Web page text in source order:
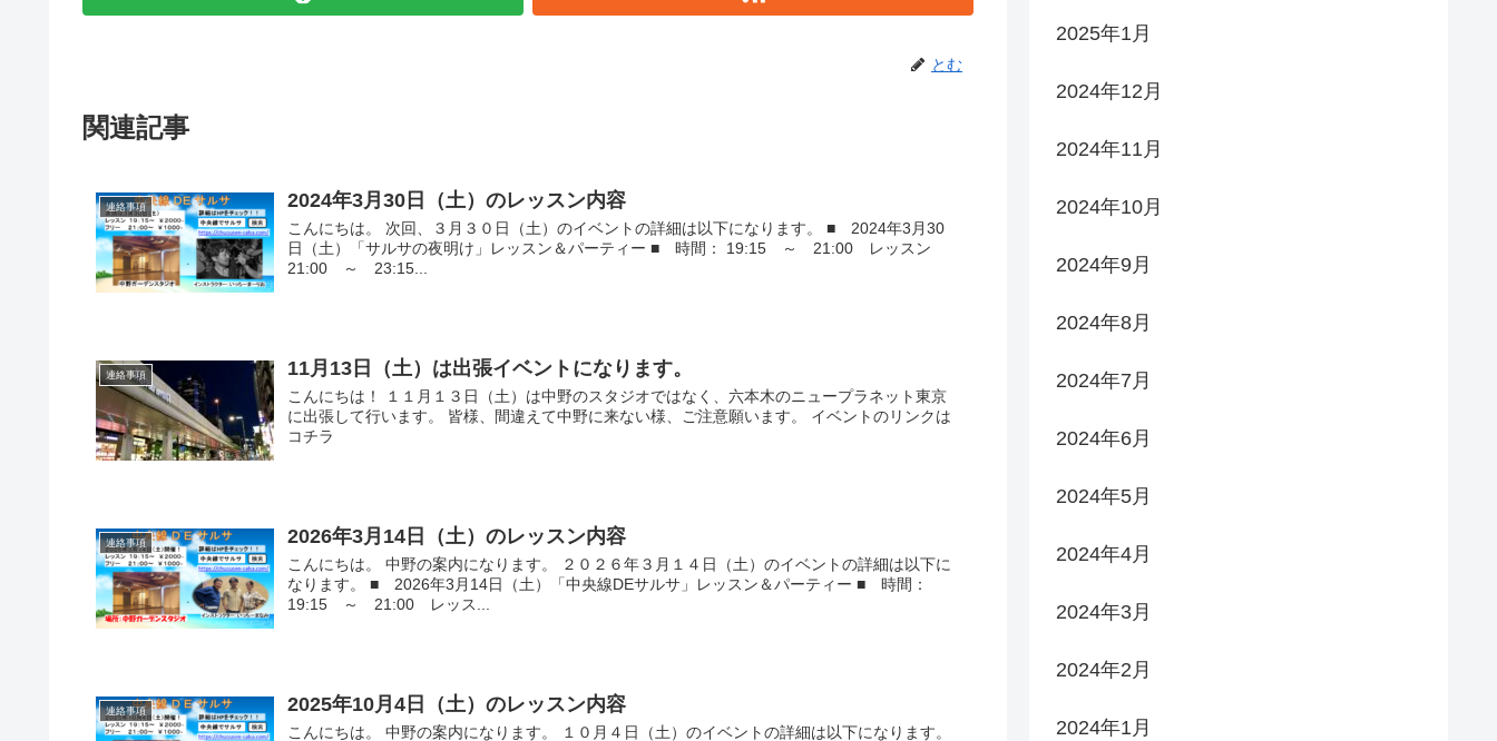
とむ
関連記事
連絡事項 2024年3月30日（土）のレッスン内容
こんにちは。 次回、３月３０日（土）のイベントの詳細は以下になります。 ■ 2024年3月30
日（土）「サルサの夜明け」レッスン＆パーティー ■ 時間： 19:15 ～ 21:00 レッスン
21:00 ～ 23:15...
連絡事項 11月13日（土）は出張イベントになります。
こんにちは！ １１月１３日（土）は中野のスタジオではなく、六本木のニュープラネット東京
に出張して行います。 皆様、間違えて中野に来ない様、ご注意願います。 イベントのリンクは
コチラ
連絡事項 2026年3月14日（土）のレッスン内容
こんにちは。 中野の案内になります。 ２０２６年３月１４日（土）のイベントの詳細は以下に
なります。 ■ 2026年3月14日（土）「中央線DEサルサ」レッスン＆パーティー ■ 時間：
19:15 ～ 21:00 レッス...
連絡事項 2025年10月4日（土）のレッスン内容
こんにちは。 中野の案内になります。 １０月４日（土）のイベントの詳細は以下になります。
2025年1月
2024年12月
2024年11月
2024年10月
2024年9月
2024年8月
2024年7月
2024年6月
2024年5月
2024年4月
2024年3月
2024年2月
2024年1月